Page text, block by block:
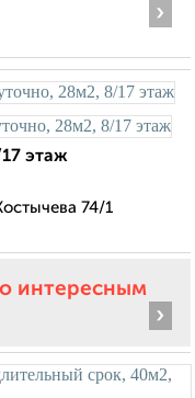
›
этаж
74/1
интересным
›